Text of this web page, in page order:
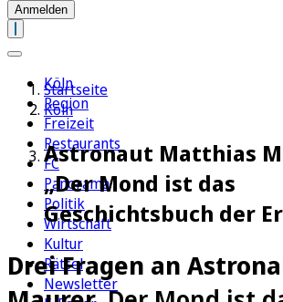
Anmelden
Köln
Region
Freizeit
Restaurants
FC
Panorama
Politik
Wirtschaft
Kultur
Rätsel
Newsletter
Startseite
Köln
Astronaut Matthias
„Der Mond ist das
Geschichtsbuch der
Drei Fragen an